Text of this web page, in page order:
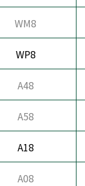
WM8
WP8
A48
A58
A18
A08